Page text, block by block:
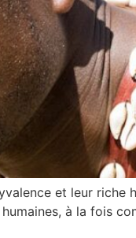
et leur riche
à la fois